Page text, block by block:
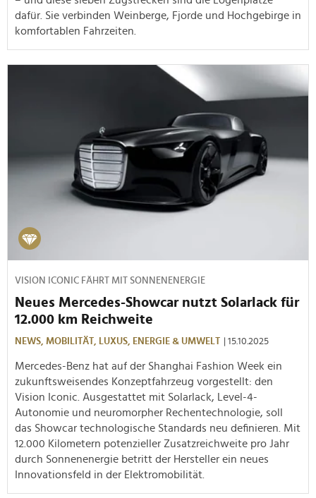
dafür. Sie verbinden Weinberge, Fjorde und Hochgebirge in
komfortablen Fahrzeiten.
VISION ICONIC FÄHRT MIT SONNENENERGIE
Neues Mercedes-Showcar nutzt Solarlack für
12.000 km Reichweite
NEWS, MOBILITÄT, LUXUS, ENERGIE & UMWELT | 15.10.2025
Mercedes-Benz hat auf der Shanghai Fashion Week ein
zukunftsweisendes Konzeptfahrzeug vorgestellt: den
Vision Iconic. Ausgestattet mit Solarlack, Level-4-
Autonomie und neuromorpher Rechentechnologie, soll
das Showcar technologische Standards neu definieren. Mit
12.000 Kilometern potenzieller Zusatzreichweite pro Jahr
durch Sonnenenergie betritt der Hersteller ein neues
Innovationsfeld in der Elektromobilität.